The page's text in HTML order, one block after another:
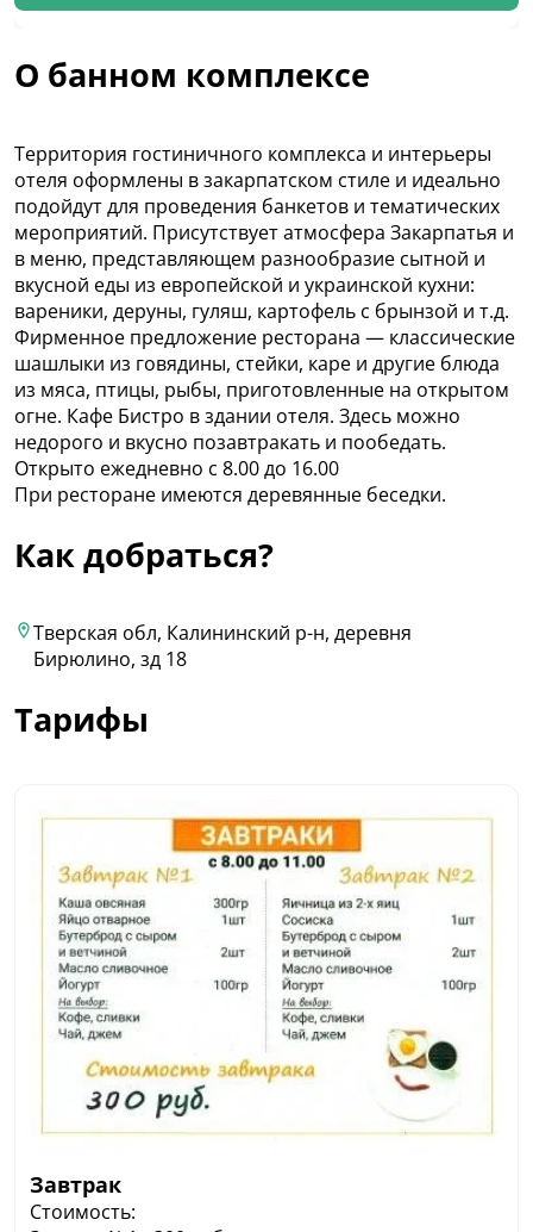
О банном комплексе
Территория гостиничного комплекса и интерьеры
отеля оформлены в закарпатском стиле и идеально
подойдут для проведения банкетов и тематических
мероприятий. Присутствует атмосфера Закарпатья и
в меню, представляющем разнообразие сытной и
вкусной еды из европейской и украинской кухни:
вареники, деруны, гуляш, картофель с брынзой и т.д.
Фирменное предложение ресторана — классические
шашлыки из говядины, стейки, каре и другие блюда
из мяса, птицы, рыбы, приготовленные на открытом
огне. Кафе Бистро в здании отеля. Здесь можно
недорого и вкусно позавтракать и пообедать.
Открыто ежедневно с 8.00 до 16.00
При ресторане имеются деревянные беседки.
Как добраться?
Тверская обл, Калининский р-н, деревня
Бирюлино, зд 18
Тарифы
Завтрак
Стоимость: